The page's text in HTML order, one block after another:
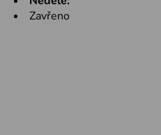
Zavřeno